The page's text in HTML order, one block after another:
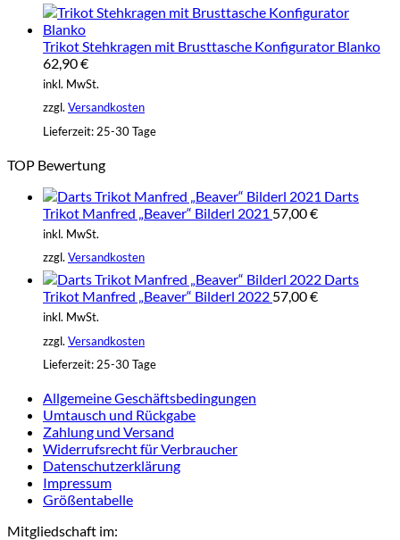
Trikot Stehkragen mit Brusttasche Konfigurator Blanko
62,90€
inkl. MwSt.
zzgl. Versandkosten
Lieferzeit: 25-30 Tage
TOP Bewertung
Darts
Trikot Manfred „Beaver“ Bilderl 2021 57,00€
inkl. MwSt.
zzgl. Versandkosten
Darts
Trikot Manfred „Beaver“ Bilderl 2022 57,00€
inkl. MwSt.
zzgl. Versandkosten
Lieferzeit: 25-30 Tage
Allgemeine Geschäftsbedingungen
Umtausch und Rückgabe
Zahlung und Versand
Widerrufsrecht für Verbraucher
Datenschutzerklärung
Impressum
Größentabelle
Mitgliedschaft im: